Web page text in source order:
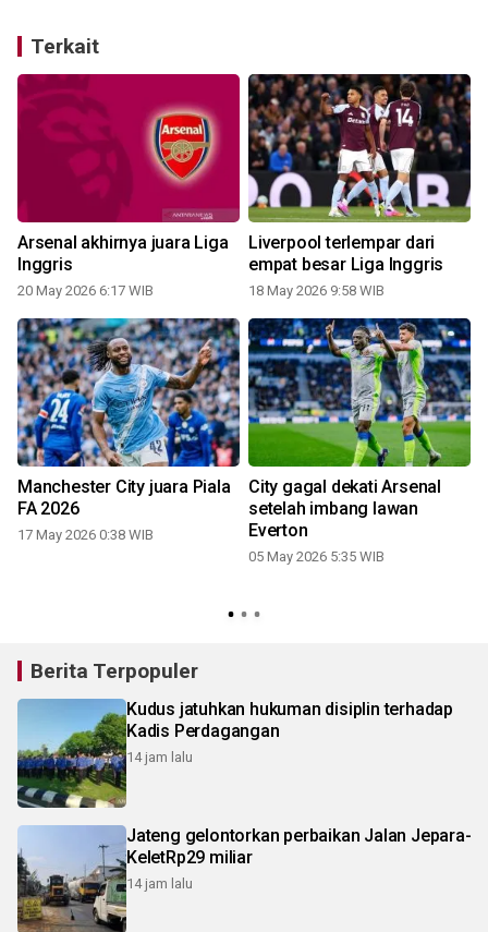
Terkait
Arsenal akhirnya juara Liga
Inggris
20 May 2026 6:17 WIB
Liverpool terlempar dari
empat besar Liga Inggris
18 May 2026 9:58 WIB
Manchester City juara Piala
FA 2026
17 May 2026 0:38 WIB
City gagal dekati Arsenal
setelah imbang lawan
Everton
05 May 2026 5:35 WIB
Berita Terpopuler
Kudus jatuhkan hukuman disiplin terhadap
Kadis Perdagangan
14 jam lalu
Jateng gelontorkan perbaikan Jalan Jepara-
KeletRp29 miliar
14 jam lalu